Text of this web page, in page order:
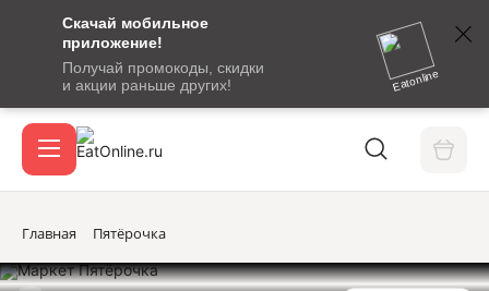
Скачай мобильное
приложение!
Получай промокоды, скидки
и акции раньше других!
Eatonline
сообщение
кодом
подтверждения
Акции
Главная Пятёрочка